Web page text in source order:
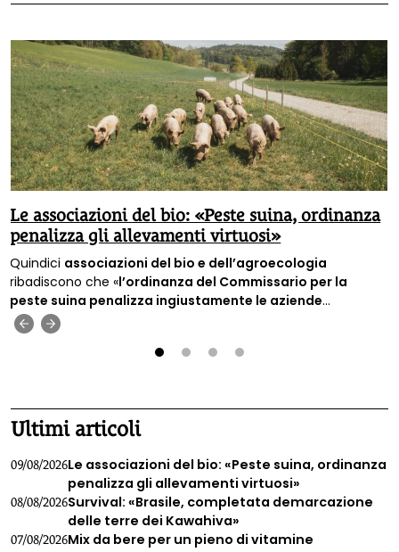
Le associazioni del bio: «Peste suina, ordinanza
penalizza gli allevamenti virtuosi»
Quindici associazioni del bio e dell’agroecologia
ribadiscono che «l’ordinanza del Commissario per la
peste suina penalizza ingiustamente le aziende
estensive
rispetto delle loro esigenze e dell’ambiente.
Ultimi articoli
09/08/2026Le associazioni del bio: «Peste suina, ordinanza
penalizza gli allevamenti virtuosi»
08/08/2026Survival: «Brasile, completata demarcazione
delle terre dei Kawahiva»
07/08/2026Mix da bere per un pieno di vitamine